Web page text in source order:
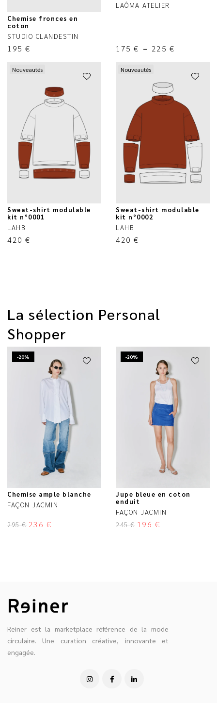
Chemise fronces en
coton
STUDIO CLANDESTIN
195 €
LAÔMA ATELIER
175 € – 225 €
Nouveautés
Sweat-shirt modulable
kit n°0001
LAHB
420 €
Nouveautés
Sweat-shirt modulable
kit n°0002
LAHB
420 €
La sélection Personal
Shopper
-20%
Chemise ample blanche
FAÇON JACMIN
295€ 236 €
-20%
Jupe bleue en coton
enduit
FAÇON JACMIN
245€ 196 €
Reiner est la marketplace référence de la mode
circulaire. Une curation créative, innovante et
engagée.